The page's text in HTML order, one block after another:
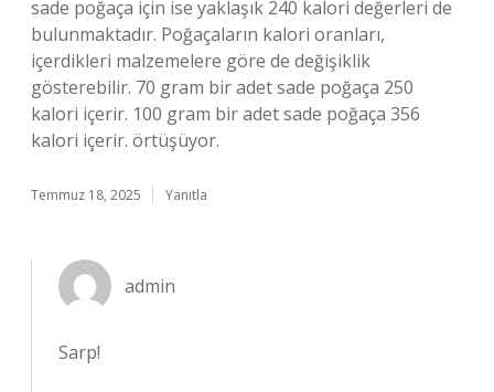
sade poğaça için ise yaklaşık 240 kalori değerleri de
bulunmaktadır. Poğaçaların kalori oranları,
içerdikleri malzemelere göre de değişiklik
gösterebilir. 70 gram bir adet sade poğaça 250
kalori içerir. 100 gram bir adet sade poğaça 356
kalori içerir. örtüşüyor.
Temmuz 18, 2025 Yanıtla
admin
Sarp!